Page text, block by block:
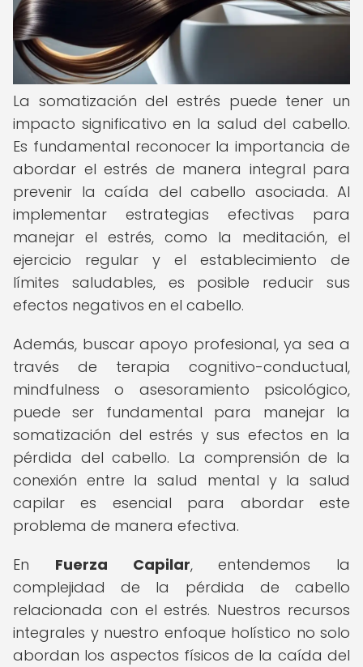
La somatización del estrés puede tener un
impacto significativo en la salud del cabello.
Es fundamental reconocer la importancia de
abordar el estrés de manera integral para
prevenir la caída del cabello asociada. Al
implementar estrategias efectivas para
manejar el estrés, como la meditación, el
ejercicio regular y el establecimiento de
límites saludables, es posible reducir sus
efectos negativos en el cabello.
Además, buscar apoyo profesional, ya sea a
través de terapia cognitivo-conductual,
mindfulness o asesoramiento psicológico,
puede ser fundamental para manejar la
somatización del estrés y sus efectos en la
pérdida del cabello. La comprensión de la
conexión entre la salud mental y la salud
capilar es esencial para abordar este
problema de manera efectiva.
En Fuerza Capilar, entendemos la
complejidad de la pérdida de cabello
relacionada con el estrés. Nuestros recursos
integrales y nuestro enfoque holístico no solo
abordan los aspectos físicos de la caída del